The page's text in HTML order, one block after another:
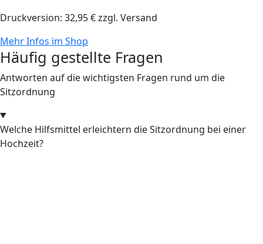
Druckversion: 32,95 € zzgl. Versand
Mehr Infos im Shop
Häufig gestellte Fragen
Antworten auf die wichtigsten Fragen rund um die
Sitzordnung
Welche Hilfsmittel erleichtern die Sitzordnung bei einer
Hochzeit?